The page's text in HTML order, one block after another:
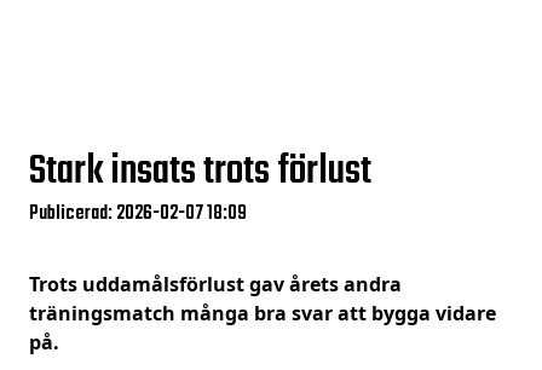
Stark insats trots förlust
Publicerad: 2026-02-07 18:09
Trots uddamålsförlust gav årets andra
träningsmatch många bra svar att bygga vidare
på.